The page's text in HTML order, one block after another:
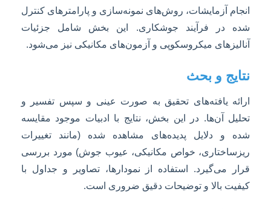
انجام آزمایشات، روش‌های نمونه‌سازی و پارامترهای کنترل
شده در فرآیند جوشکاری. این بخش شامل جزئیات
آنالیزهای میکروسکوپی و آزمون‌های مکانیکی نیز می‌شود.
نتایج و بحث
ارائه یافته‌های تحقیق به صورت عینی و سپس تفسیر و
تحلیل آن‌ها. در این بخش، نتایج با ادبیات موجود مقایسه
شده و دلایل پدیده‌های مشاهده شده (مانند تغییرات
ریزساختاری، خواص مکانیکی، عیوب جوش) مورد بررسی
قرار می‌گیرد. استفاده از نمودارها، تصاویر و جداول با
کیفیت بالا و توضیحات دقیق ضروری است.